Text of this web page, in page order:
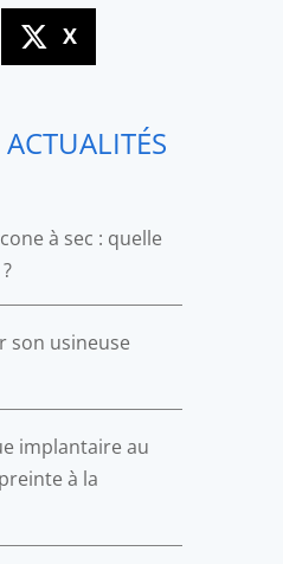
X
à sec : quelle
son usineuse
implantaire au
à la